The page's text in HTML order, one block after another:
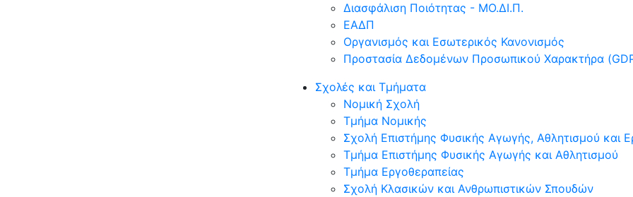
Διασφάλιση Ποιότητας - ΜΟ.ΔΙ.Π.
ΕΑΔΠ
Οργανισμός και Εσωτερικός Κανονισμός
Προστασία Δεδομένων Προσωπικού Χαρακτήρα
Σχολές και Τμήματα
Νομική Σχολή
Τμήμα Νομικής
Σχολή Επιστήμης Φυσικής Αγωγής, Αθλητισμού και
Τμήμα Επιστήμης Φυσικής Αγωγής και Αθλητισμού
Τμήμα Εργοθεραπείας
Σχολή Κλασικών και Ανθρωπιστικών Σπουδών